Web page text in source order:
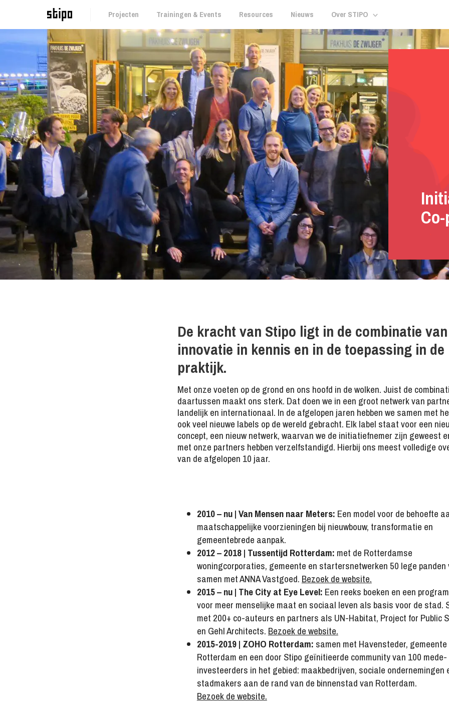
Resources Nieuws Over STIPO
Projecten Trainingen & Events Resources Nieuws Over STIPO
De kracht van Stipo ligt in de combinatie van
innovatie in kennis en in de toepassing in de
praktijk.
Met onze voeten op de grond en ons hoofd in de wolken. Juist de
daartussen maakt ons sterk. Dat doen we in een groot netwerk van
landelijk en internationaal. In de afgelopen jaren hebben we samen met
ook veel nieuwe labels op de wereld gebracht. Elk label staat voor een
concept, een nieuw netwerk, waarvan we de initiatiefnemer zijn geweest
met onze partners hebben verzelfstandigd. Hierbij ons meest volledige
van de afgelopen 10 jaar.
2010 – nu | Van Mensen naar Meters: Een model voor de behoefte
maatschappelijke voorzieningen bij nieuwbouw, transformatie en
gemeentebrede aanpak.
2012 – 2018 | Tussentijd Rotterdam: met de Rotterdamse
woningcorporaties, gemeente en startersnetwerken 50 lege panden
samen met ANNA Vastgoed. Bezoek de website.
2015 – nu | The City at Eye Level: Een reeks boeken en een
voor meer menselijke maat en sociaal leven als basis voor de stad.
met 200+ co-auteurs en partners als UN-Habitat, Project for Public
en Gehl Architects. Bezoek de website.
2015-2019 | ZOHO Rotterdam: samen met Havensteder, gemeente
Rotterdam en een door Stipo geïnitieerde community van 100 mede-
investeerders in het gebied: maakbedrijven, sociale ondernemingen
stadmakers aan de rand van de binnenstad van Rotterdam.
Bezoek de website.